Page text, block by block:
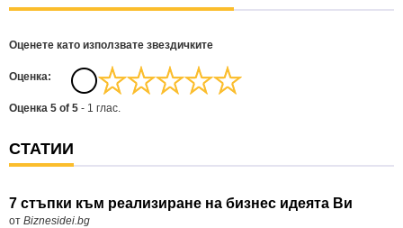
Оценете като използвате звездичките
Oценка:
Оценка 5 of 5 - 1 глас.
СТАТИИ
7 стъпки към реализиране на бизнес идеята Ви
от Biznesidei.bg